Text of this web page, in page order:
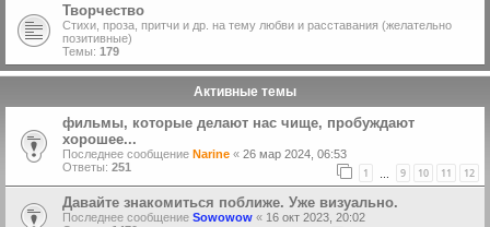
Творчество
Стихи, проза, притчи и др. на тему любви и расставания (желательно
позитивные)
Темы: 179
Активные темы
фильмы, которые делают нас чище, пробуждают
хорошее...
Последнее сообщение Narine « 26 мар 2024, 06:53
Ответы: 251 1 9 10 11 12
Давайте знакомиться поближе. Уже визуально.
Последнее сообщение Sowowow « 16 окт 2023, 20:02